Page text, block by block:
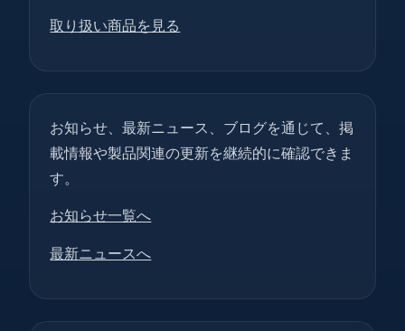
取り扱い商品を見る
お知らせ、最新ニュース、ブログを通じて、掲
載情報や製品関連の更新を継続的に確認できま
す。
お知らせ一覧へ
最新ニュースへ